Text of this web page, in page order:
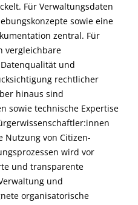
Für Verwaltungsdaten
sowie eine
zentral. Für
vergleichbare
und
rechtlicher
hinaus sind
sowie technische Expertise
Nutzung von Citizen-
wird vor
und transparente
und
organisatorische